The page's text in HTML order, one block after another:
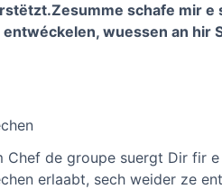
Zesumme schafe mir e
wuessen an hir
Chef de groupe suergt Dir fir
erlaabt, sech weider ze